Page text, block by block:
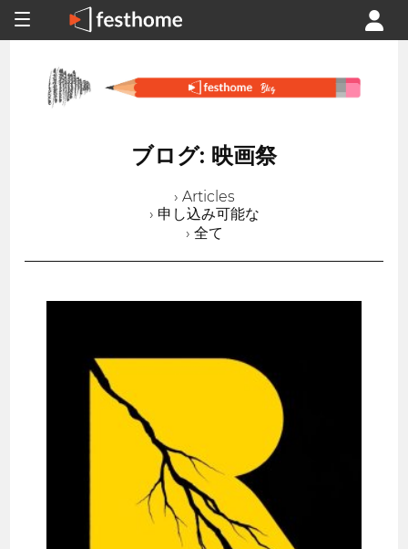
ブログ: 映画祭
› Articles
› 申し込み可能な
› 全て